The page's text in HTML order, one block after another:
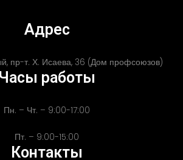
Адрес
пр-т. Х. Исаева, 36 (Дом профсоюзов)
Часы работы
Пн. – Чт. – 9:00-17:00
Пт. – 9:00-15:00
Контакты